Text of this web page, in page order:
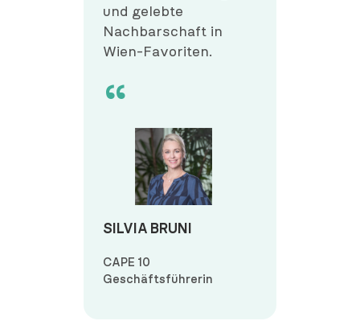
und gelebte
Nachbarschaft in
Wien-Favoriten.
SILVIA BRUNI
CAPE 10
Geschäftsführerin